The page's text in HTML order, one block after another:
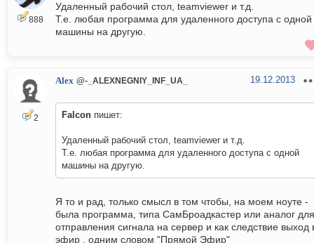
888
Удаленный рабочий стол, teamviewer и т.д.
Т.е. любая программа для удаленного доступа с одной
машины на другую.
2
Alex @-_ALEXNEGNIY_INF_UA_ 19.12.2013
Falcon пишет:
Удаленный рабочий стол, teamviewer и т.д.
Т.е. любая программа для удаленного доступа с одной
машины на другую.
Я то и рад, только смысл в том чтобы, на моем ноуте -
была программа, типа СамБроадкастер или аналог для
отправления сигнала на сервер и как следствие выход
эфир , одним словом "Прямой Эфир"